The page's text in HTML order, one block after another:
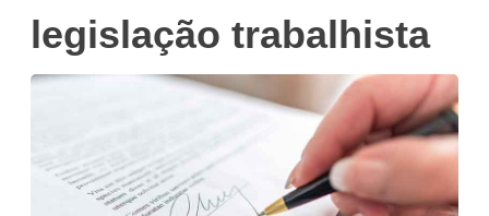
legislação trabalhista